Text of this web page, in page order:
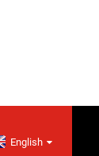
English